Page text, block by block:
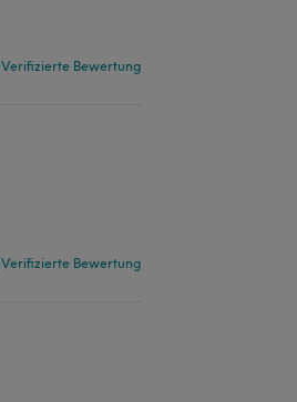
Verifizierte Bewertung
Verifizierte Bewertung